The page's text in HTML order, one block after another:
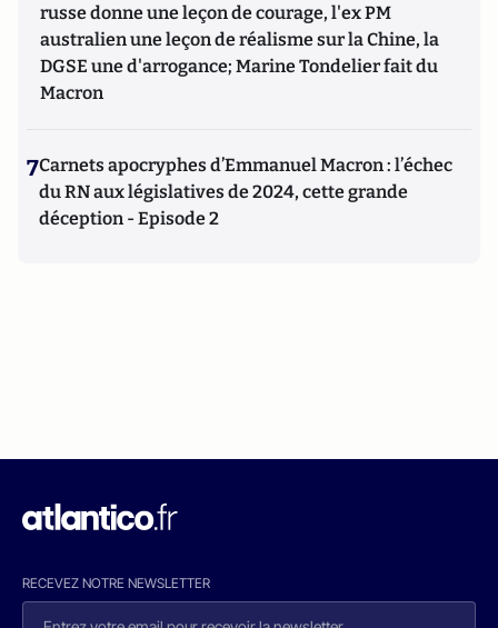
russe donne une leçon de courage, l'ex PM
australien une leçon de réalisme sur la Chine, la
DGSE une d'arrogance; Marine Tondelier fait du
Macron
7Carnets apocryphes d’Emmanuel Macron : l’échec
du RN aux législatives de 2024, cette grande
déception - Episode 2
RECEVEZ NOTRE NEWSLETTER